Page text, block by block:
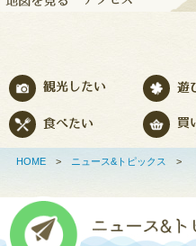
HOME> ニュース&トピックス >